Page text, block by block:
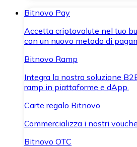
Bitnovo Pay
Accetta criptovalute nel tuo
con un nuovo metodo di
Bitnovo Ramp
Integra la nostra soluzione
ramp in piattaforme e dApp.
Carte regalo Bitnovo
Commercializza i nostri
Bitnovo OTC